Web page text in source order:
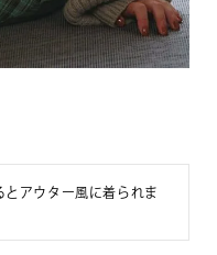
アウター風に着られま